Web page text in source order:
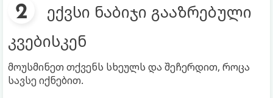
ექვსი ნაბიჯი გააზრებული
კვებისკენ
მოუსმინეთ თქვენს სხეულს და შეჩერდით, როცა
სავსე იქნებით.